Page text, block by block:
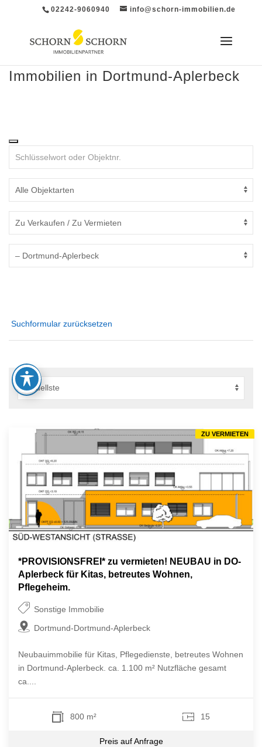
02242-9060940 info@schorn-immobilien.de
Immobilien in Dortmund-Aplerbeck
Suchformular zurücksetzen
*PROVISIONSFREI* zu vermieten! NEUBAU in DO-
Aplerbeck für Kitas, betreutes Wohnen,
Pflegeheim.
Sonstige Immobilie
Dortmund-Dortmund-Aplerbeck
Neubauimmobilie für Kitas, Pflegedienste, betreutes Wohnen
in Dortmund-Aplerbeck. ca. 1.100 m² Nutzfläche gesamt
ca....
800 m² 15
Preis auf Anfrage
ZU VERMIETEN